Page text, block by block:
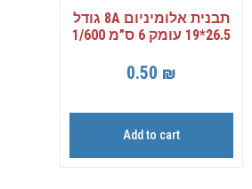
תבנית אלומיניום 8A גודל
26.5*19 עומק 6 ס”מ 1/600
0.50 ₪
Add to cart